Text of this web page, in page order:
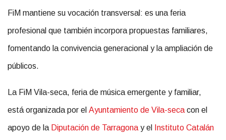
FiM mantiene su vocación transversal: es una feria
profesional que también incorpora propuestas familiares,
fomentando la convivencia generacional y la ampliación de
públicos.
La FiM Vila-seca, feria de música emergente y familiar,
está organizada por el Ayuntamiento de Vila-seca con el
apoyo de la Diputación de Tarragona y el Instituto Catalán